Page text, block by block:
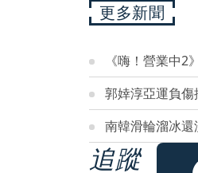
更多新聞
《嗨！營業中
郭婞淳亞運負
南韓滑輪溜冰
追蹤